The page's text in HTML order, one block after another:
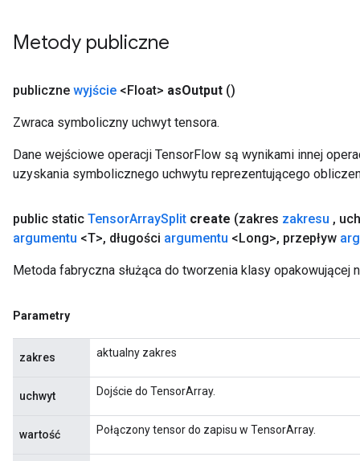
Metody publiczne
publiczne wyjście <Float> asOutput ()
Zwraca symboliczny uchwyt tensora.
Dane wejściowe operacji TensorFlow są wynikami innej
uzyskania symbolicznego uchwytu reprezentującego
public static TensorArraySplit create (zakres zakresu ,
argumentu <T>, długości argumentu <Long>, przepływ
Metoda fabryczna służąca do tworzenia klasy opakowującej
Parametry
zakres aktualny zakres
uchwyt Dojście do TensorArray.
wartość Połączony tensor do zapisu w TensorArray.